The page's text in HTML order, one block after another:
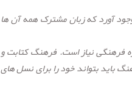
آورد که زبان مشترک همه آن ها
فرهنگی نیاز است. فرهنگ کتابت و
باید بتواند خود را برای نسل های